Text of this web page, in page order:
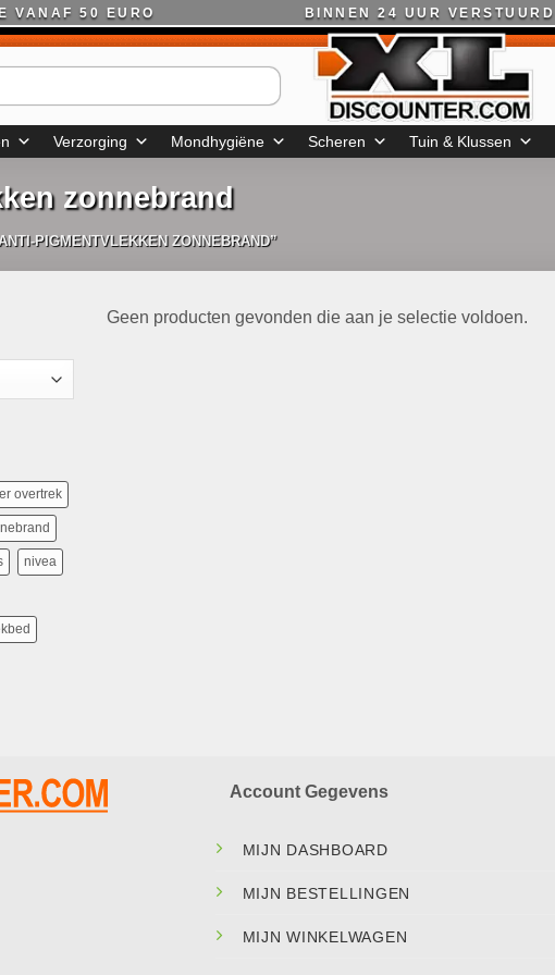
VANAF 50 EURO BINNEN 24 UUR VERSTUURD
Verzorging Mondhygiëne Scheren Tuin & Klussen
zonnebrand
PIGMENTVLEKKEN ZONNEBRAND”
overtrek
nivea
Geen producten gevonden die aan je selectie voldoen.
Account Gegevens
MIJN DASHBOARD
MIJN BESTELLINGEN
MIJN WINKELWAGEN